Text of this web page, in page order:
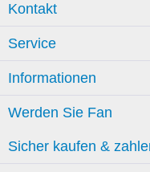
Kontakt
Service
Informationen
Werden Sie Fan
Sicher kaufen &